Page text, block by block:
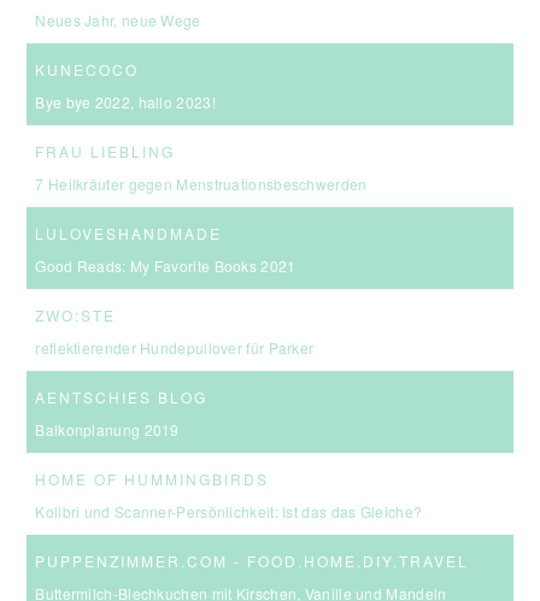
Neues Jahr, neue Wege
KUNECOCO
Bye bye 2022, hallo 2023!
FRAU LIEBLING
7 Heilkräuter gegen Menstruationsbeschwerden
LULOVESHANDMADE
Good Reads: My Favorite Books 2021
ZWO:STE
reflektierender Hundepullover für Parker
AENTSCHIES BLOG
Balkonplanung 2019
HOME OF HUMMINGBIRDS
Kolibri und Scanner-Persönlichkeit: Ist das das Gleiche?
PUPPENZIMMER.COM - FOOD.HOME.DIY.TRAVEL
Buttermilch-Blechkuchen mit Kirschen, Vanille und Mandeln